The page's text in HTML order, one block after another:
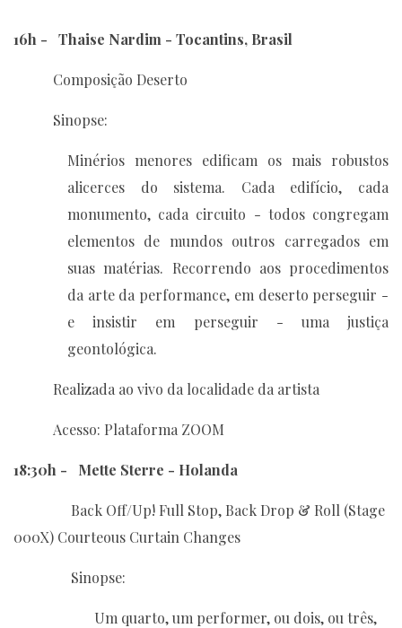
16h - Thaise Nardim - Tocantins, Brasil
Composição Deserto
Sinopse:
Minérios menores edificam os mais robustos
alicerces do sistema. Cada edifício, cada
monumento, cada circuito - todos congregam
elementos de mundos outros carregados em
suas matérias. Recorrendo aos procedimentos
da arte da performance, em deserto perseguir -
e insistir em perseguir - uma justiça
geontológica.
Realizada ao vivo da localidade da artista
Acesso: Plataforma ZOOM
18:30h - Mette Sterre - Holanda
Back Off/Up! Full Stop, Back Drop & Roll (Stage
000X) Courteous Curtain Changes
Sinopse:
Um quarto, um performer, ou dois, ou três,